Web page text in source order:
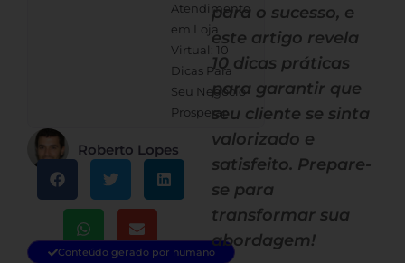
Atendimento
em Loja
Virtual: 10
Dicas Para
Seu Negócio
Prosperar
Roberto Lopes
Conteúdo gerado por humano
para o sucesso, e
este artigo revela
10 dicas práticas
para garantir que
seu cliente se sinta
valorizado e
satisfeito. Prepare-
se para
transformar sua
abordagem!